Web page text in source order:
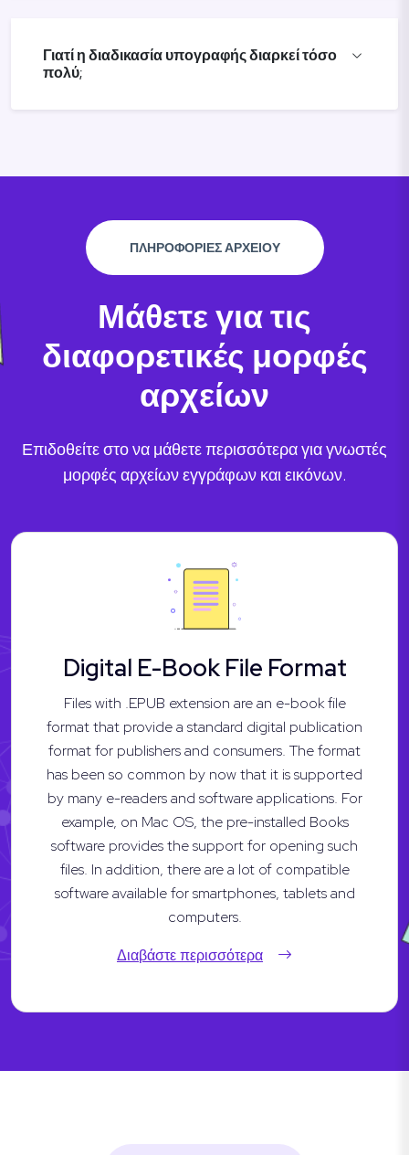
Γιατί η διαδικασία υπογραφής διαρκεί τόσο
πολύ;
ΠΛΗΡΟΦΟΡΙΕΣ ΑΡΧΕΙΟΥ
Μάθετε για τις
διαφορετικές μορφές
αρχείων
Επιδοθείτε στο να μάθετε περισσότερα για γνωστές
μορφές αρχείων εγγράφων και εικόνων.
Digital E-Book File Format
Files with .EPUB extension are an e-book file
format that provide a standard digital publication
format for publishers and consumers. The format
has been so common by now that it is supported
by many e-readers and software applications. For
example, on Mac OS, the pre-installed Books
software provides the support for opening such
files. In addition, there are a lot of compatible
software available for smartphones, tablets and
computers.
Διαβάστε περισσότερα